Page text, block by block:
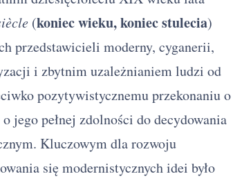
(koniec wieku, koniec stulecia)
przedstawicieli moderny, cyganerii,
i zbytnim uzależnianiem ludzi od
pozytywistycznemu przekonaniu o
jego pełnej zdolności do decydowania
Kluczowym dla rozwoju
się modernistycznych idei było